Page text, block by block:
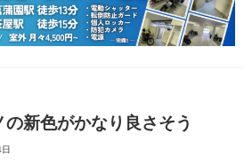
新色がかなり良さそう